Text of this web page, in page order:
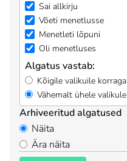
Sai allkirju
Võeti menetlusse
Menetleti lõpuni
Oli menetluses
Algatus vastab:
Kõigile valikuile korraga
Vähemalt ühele valikule
Arhiveeritud algatused
Näita
Ära näita